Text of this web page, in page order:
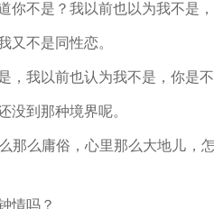
不是？我以前也以为我不是，
不是同性恋。
我以前也认为我不是，你是
到那种境界呢。
么庸俗，心里那么大地儿，
情吗？